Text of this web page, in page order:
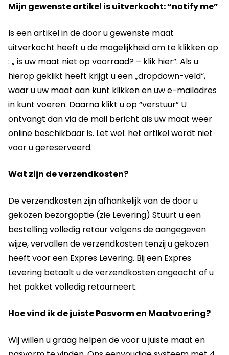
Mijn gewenste artikel is uitverkocht: “notify me”
Is een artikel in de door u gewenste maat
uitverkocht heeft u de mogelijkheid om te klikken op
: „ is uw maat niet op voorraad? – klik hier”. Als u
hierop geklikt heeft krijgt u een „dropdown-veld“,
waar u uw maat aan kunt klikken en uw e-mailadres
in kunt voeren. Daarna klikt u op “verstuur” U
ontvangt dan via de mail bericht als uw maat weer
online beschikbaar is. Let wel: het artikel wordt niet
voor u gereserveerd.
Wat zijn de verzendkosten?
De verzendkosten zijn afhankelijk van de door u
gekozen bezorgoptie (zie Levering) Stuurt u een
bestelling volledig retour volgens de aangegeven
wijze, vervallen de verzendkosten tenzij u gekozen
heeft voor een Expres Levering. Bij een Expres
Levering betaalt u de verzendkosten ongeacht of u
het pakket volledig retourneert.
Hoe vind ik de juiste Pasvorm en Maatvoering?
Wij willen u graag helpen de voor u juiste maat en